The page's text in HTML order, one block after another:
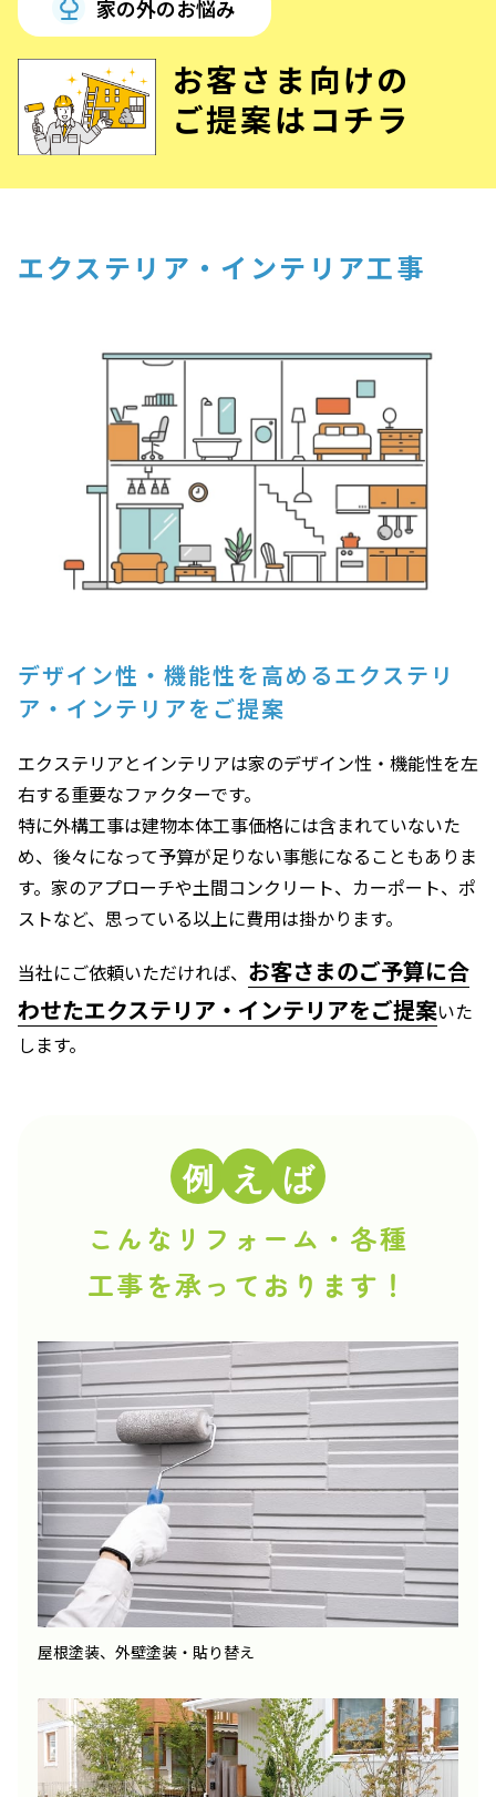
家の外のお悩み
お客さま向けの
ご提案はコチラ
エクステリア・インテリア工事
デザイン性・機能性を高めるエクステリ
ア・インテリアをご提案
エクステリアとインテリアは家のデザイン性・機能性を左
右する重要なファクターです。
特に外構工事は建物本体工事価格には含まれていないた
め、後々になって予算が足りない事態になることもありま
す。家のアプローチや土間コンクリート、カーポート、ポ
ストなど、思っている以上に費用は掛かります。
当社にご依頼いただければ、 お客さまのご予算に合
わせたエクステリア・インテリアをご提案いた
します。
こんなリフォーム・各種
工事を承っております！
屋根塗装、外壁塗装・貼り替え